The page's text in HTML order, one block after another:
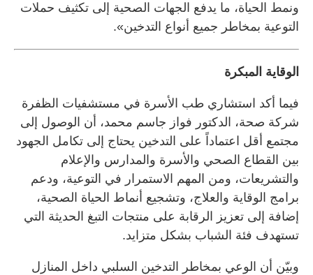
ونمط الحياة، ما يدفع الجهات الصحية إلى تكثيف حملات
التوعية بمخاطر جميع أنواع التدخين».
الوقاية المبكرة
فيما أكد استشاري طب الأسرة في مستشفيات الظفرة
شركة صحة، الدكتور فواز جاسم محمد، أن الوصول إلى
مجتمع أقل اعتماداً على التدخين يحتاج إلى تكامل الجهود
بين القطاع الصحي والأسرة والمدارس والإعلام
والتشريعات، ومن المهم الاستمرار في التوعية، ودعم
برامج الوقاية والعلاج، وتشجيع أنماط الحياة الصحية،
إضافة إلى تعزيز الرقابة على منتجات التبغ الحديثة التي
تستهدف فئة الشباب بشكل متزايد.
وبيّن أن الوعي بمخاطر التدخين السلبي داخل المنازل